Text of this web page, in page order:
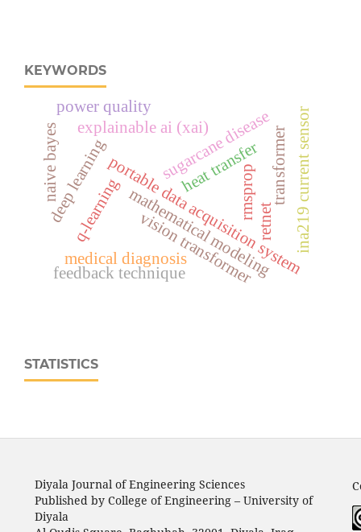
KEYWORDS
portable data acquisition system
ina219 current sensor
deep learning sugarcane disease
heat transfer
mathematical modeling
vision transformerretnet
explainable ai (xai)
rmsprop
medical diagnosis
power quality
feedback technique
transformer
naive bayes
q-learning
STATISTICS
Diyala Journal of Engineering Sciences
Published by College of Engineering – University of
Diyala